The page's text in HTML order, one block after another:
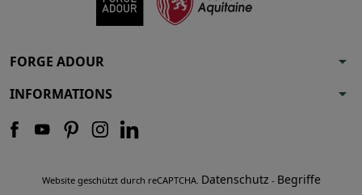
FORGE ADOUR arrow_drop_down
INFORMATIONS arrow_drop_down
Website geschützt durch reCAPTCHA. Datenschutz - Begriffe